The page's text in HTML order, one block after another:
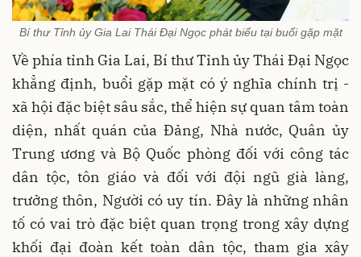
Bí thư Tỉnh ủy Gia Lai Thái Đại Ngọc phát biểu tại buổi gặp mặt
Về phía tỉnh Gia Lai, Bí thư Tỉnh ủy Thái Đại Ngọc
khẳng định, buổi gặp mặt có ý nghĩa chính trị -
xã hội đặc biệt sâu sắc, thể hiện sự quan tâm toàn
diện, nhất quán của Đảng, Nhà nước, Quân ủy
Trung ương và Bộ Quốc phòng đối với công tác
dân tộc, tôn giáo và đối với đội ngũ già làng,
trưởng thôn, Người có uy tín. Đây là những nhân
tố có vai trò đặc biệt quan trọng trong xây dựng
khối đại đoàn kết toàn dân tộc, tham gia xây